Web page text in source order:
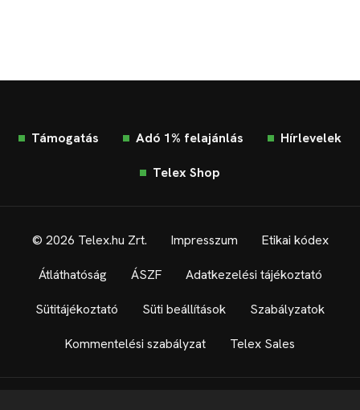
Támogatás Adó 1% felajánlás Hírlevelek
Telex Shop
© 2026 Telex.hu Zrt. Impresszum Etikai kódex
Átláthatóság ÁSZF Adatkezelési tájékoztató
Sütitájékoztató Süti beállítások Szabályzatok
Kommentelési szabályzat Telex Sales